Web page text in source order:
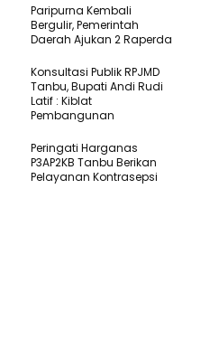
Paripurna Kembali
Bergulir, Pemerintah
Daerah Ajukan 2 Raperda
Konsultasi Publik RPJMD
Tanbu, Bupati Andi Rudi
Latif : Kiblat
Pembangunan
Peringati Harganas
P3AP2KB Tanbu Berikan
Pelayanan Kontrasepsi